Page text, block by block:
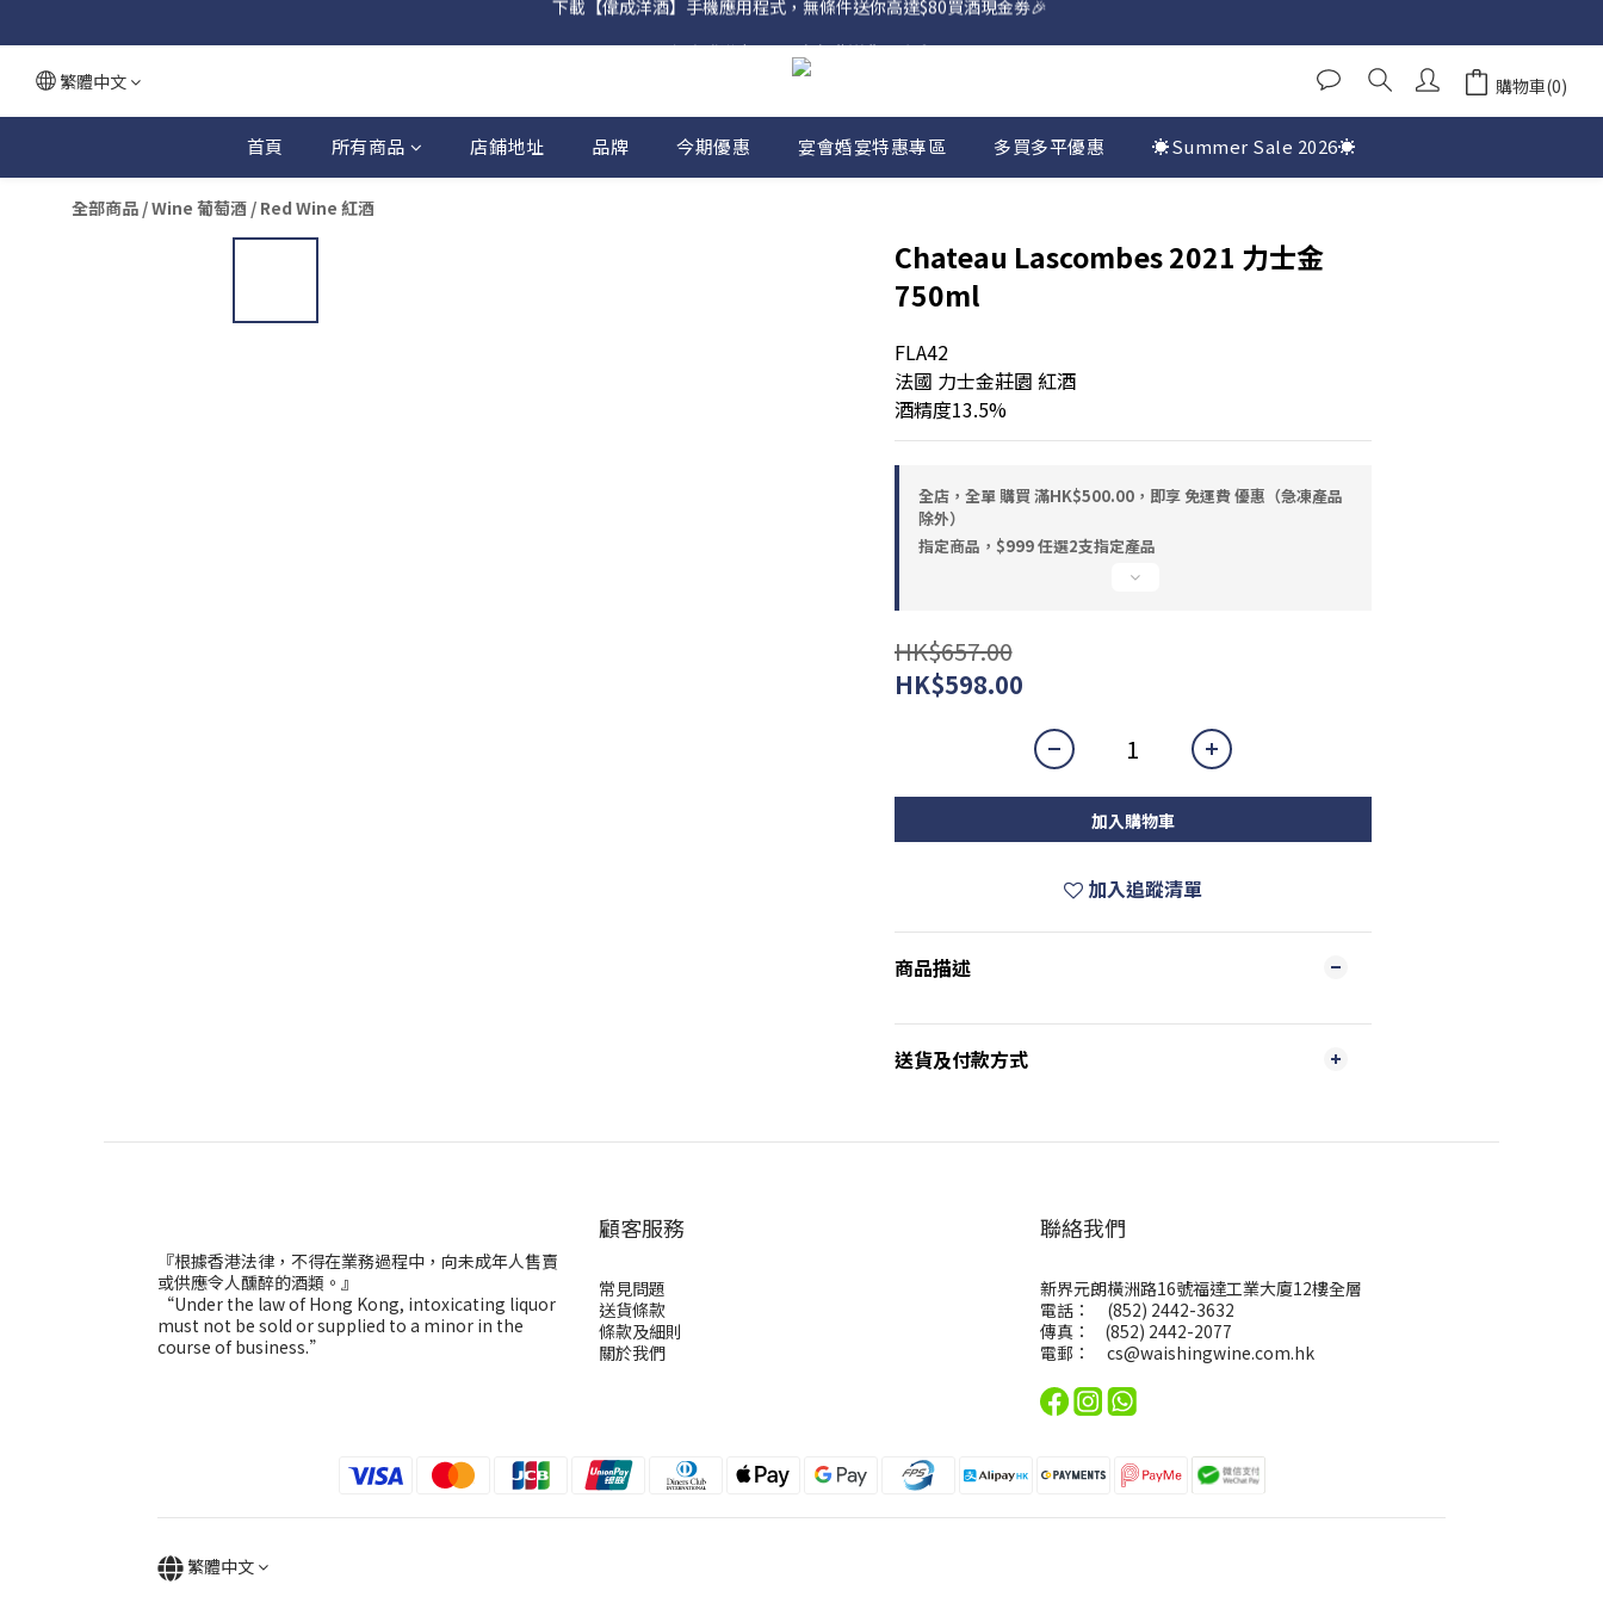
網店購滿 $500 即享免費送貨服務📦
繁體中文
購物車(0)
首頁 所有商品 店鋪地址 品牌 今期優惠 宴會婚宴特惠專區 多買多平優惠 ☀️Summer Sale 2026☀️
全部商品 /Wine 葡萄酒 / Red Wine 紅酒
Chateau Lascombes 2021 力士金
750ml
FLA42
法國 力士金莊園 紅酒
酒精度13.5%
全店，全單 購買 滿HK$500.00，即享 免運費 優惠（急凍產品
除外）
指定商品，$999 任選2支指定產品
HK$657.00
HK$598.00
加入購物車
加入追蹤清單
商品描述
送貨及付款方式
『根據香港法律，不得在業務過程中，向未成年人售賣
或供應令人醺醉的酒類。』
“Under the law of Hong Kong, intoxicating liquor
must not be sold or supplied to a minor in the
course of business.”
顧客服務
常見問題
送貨條款
條款及細則
關於我們
聯絡我們
新界元朗橫洲路16號福達工業大廈12樓全層
電話： (852) 2442-3632
傳真： (852) 2442-2077
電郵： cs@waishingwine.com.hk
繁體中文